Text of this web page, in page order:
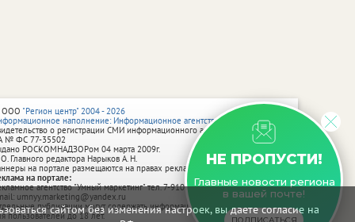
сайтом без изменения настроек, вы даете согласие на
НЕ ПРОПУСТИ!
Главные новости региона
в вашей почте!
"Регион центр" 2004 - 2026
наполнение: Информационное агентство vRossii.ru
о регистрации СМИ информационного агентства vRossii.ru
№ ФС 77‑35502
РОСКОМНАДЗОРом 04 марта 2009г.
Главного редактора Нарыков А. Н.
на портале размещаются на правах рекламы.
на портале:
агентство "Умный маркетинг" тел. 7-910-267-70-40,
umnyy.marketing@yandex.ru
публикации могут содержать информацию, не предназначенную
пользователей до 18 лет.